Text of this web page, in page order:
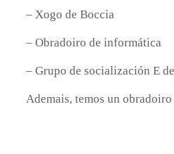
– Xogo de Boccia
– Obradoiro de informática
– Grupo de socialización E
Ademais, temos un